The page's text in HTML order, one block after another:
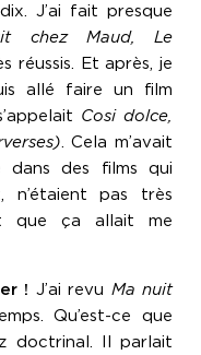
J’ai fait presque
chez Maud, Le
réussis. Et après, je
allé faire un film
Cosi dolce,
. Cela m’avait
dans des films qui
n’étaient pas très
que ça allait me
! J’ai revu Ma nuit
Qu’est-ce que
doctrinal. Il parlait